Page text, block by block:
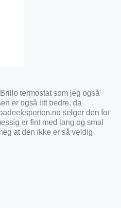
termostat som jeg også
er også litt bedre, da
selger den for
er fint med lang og smal
at den ikke er så veldig